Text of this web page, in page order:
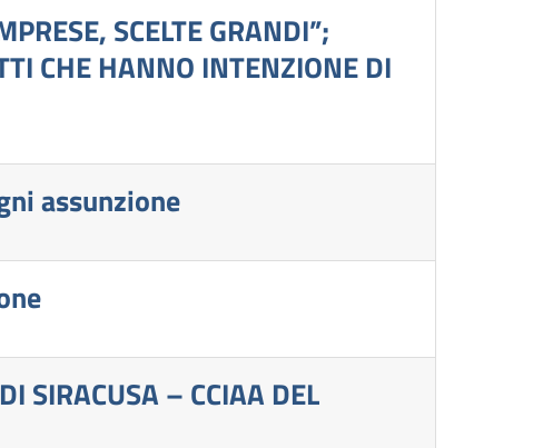
SCELTE GRANDI”;
CHE HANNO INTENZIONE DI
assunzione
SIRACUSA – CCIAA DEL